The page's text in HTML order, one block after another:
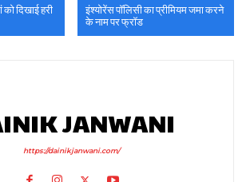
को दिखाई हरी
इंश्योरेंस पॉलिसी का प्रीमियम जमा करने
के नाम पर फ्रॉड
JANWANI
https://dainikjanwani.com/